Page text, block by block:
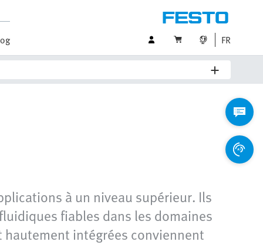
FR
à un niveau supérieur. Ils
fiables dans les domaines
intégrées conviennent